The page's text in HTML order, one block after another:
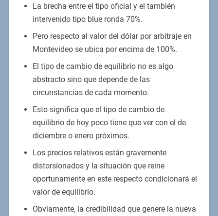
La brecha entre el tipo oficial y el también
intervenido tipo blue ronda 70%.
Pero respecto al valor del dólar por arbitraje en
Montevideo se ubica por encima de 100%.
El tipo de cambio de equilibrio no es algo
abstracto sino que depende de las
circunstancias de cada momento.
Esto significa que el tipo de cambio de
equilibrio de hoy poco tiene que ver con el de
diciembre o enero próximos.
Los precios relativos están gravemente
distorsionados y la situación que reine
oportunamente en este respecto condicionará el
valor de equilibrio.
Obviamente, la credibilidad que genere la nueva